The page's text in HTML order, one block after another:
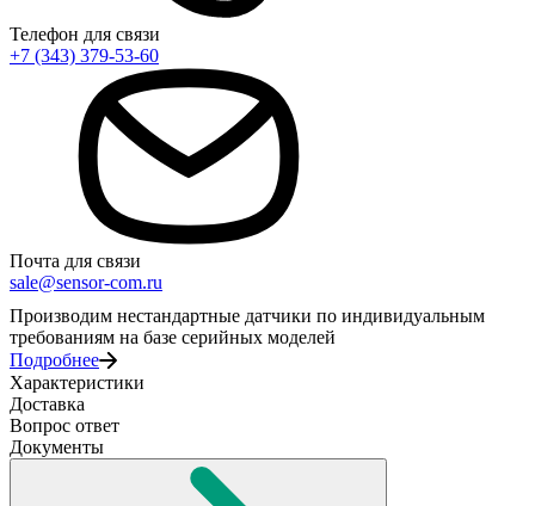
Телефон для связи
+7 (343) 379-53-60
Почта для связи
sale@sensor-com.ru
Производим нестандартные датчики по индивидуальным
требованиям на базе серийных моделей
Подробнее
Характеристики
Доставка
Вопрос ответ
Документы